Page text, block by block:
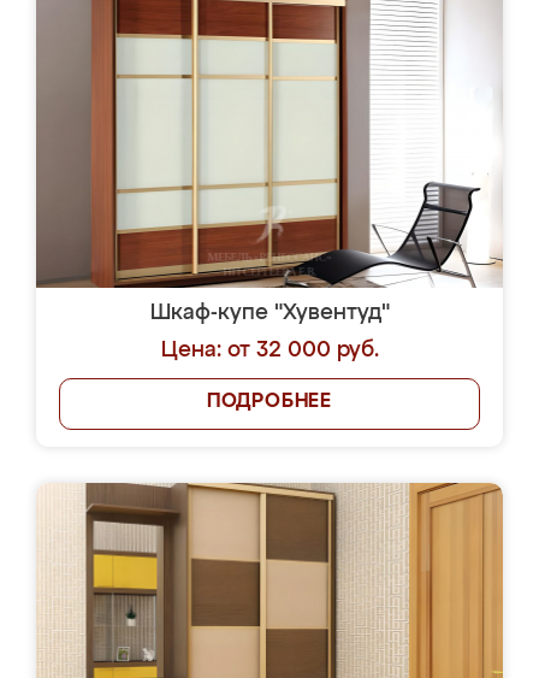
Шкаф-купе "Хувентуд"
Цена: от 32 000 руб.
ПОДРОБНЕЕ